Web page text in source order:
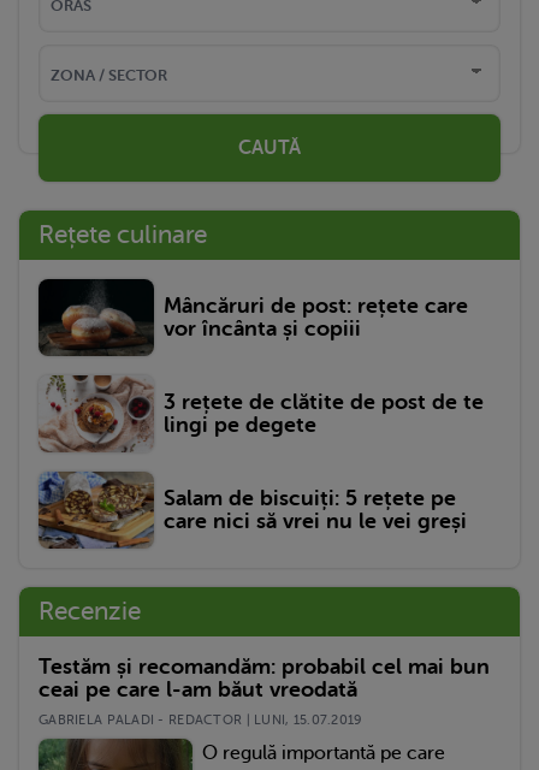
CAUTĂ
Rețete culinare
Mâncăruri de post: rețete care
vor încânta și copiii
3 rețete de clătite de post de te
lingi pe degete
Salam de biscuiți: 5 rețete pe
care nici să vrei nu le vei greși
Recenzie
Testăm și recomandăm: probabil cel mai bun
ceai pe care l-am băut vreodată
GABRIELA PALADI - REDACTOR | LUNI, 15.07.2019
O regulă importantă pe care